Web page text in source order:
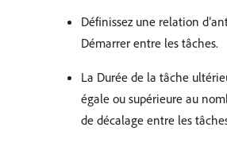
Définissez une relation
Démarrer entre les tâches.
La Durée de la tâche
égale ou supérieure au
de décalage entre les